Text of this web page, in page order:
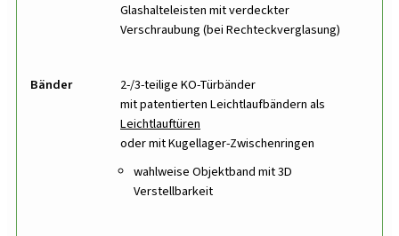
Glashalteleisten mit verdeckter
Verschraubung (bei Rechteckverglasung)
Bänder
2-/3-teilige KO-Türbänder
mit patentierten Leichtlaufbändern als
Leichtlauftüren
oder mit Kugellager-Zwischenringen
wahlweise Objektband mit 3D
Verstellbarkeit